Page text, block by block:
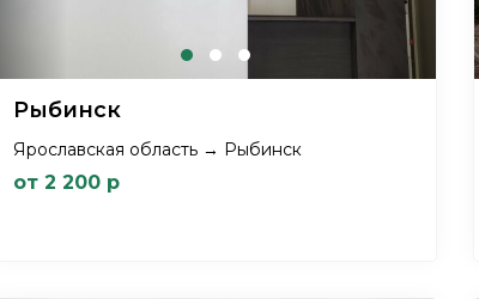
Рыбинск
Ярославская область → Рыбинск
от 2 200 р